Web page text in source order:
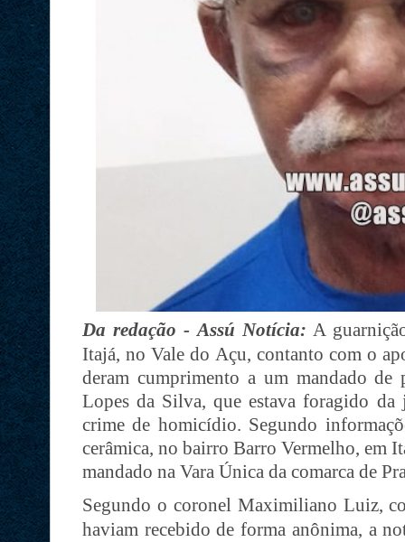
Da redação - Assú Notícia: A
Itajá, no Vale do Açu, contanto com o
deram cumprimento a um mandado de
Lopes da Silva, que estava foragido
crime de homicídio. Segundo
cerâmica, no bairro Barro Vermelho, em
mandado na Vara Única da comarca de
Segundo o coronel Maximiliano Luiz,
haviam recebido de forma anônima, a